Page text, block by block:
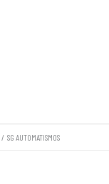
SG AUTOMATISMOS